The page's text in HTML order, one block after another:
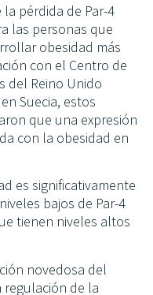
pérdida de Par-4
las personas que
obesidad más
con el Centro de
del Reino Unido
Suecia, estos
que una expresión
con la obesidad en
es significativamente
bajos de Par-4
tienen niveles altos
novedosa del
regulación de la